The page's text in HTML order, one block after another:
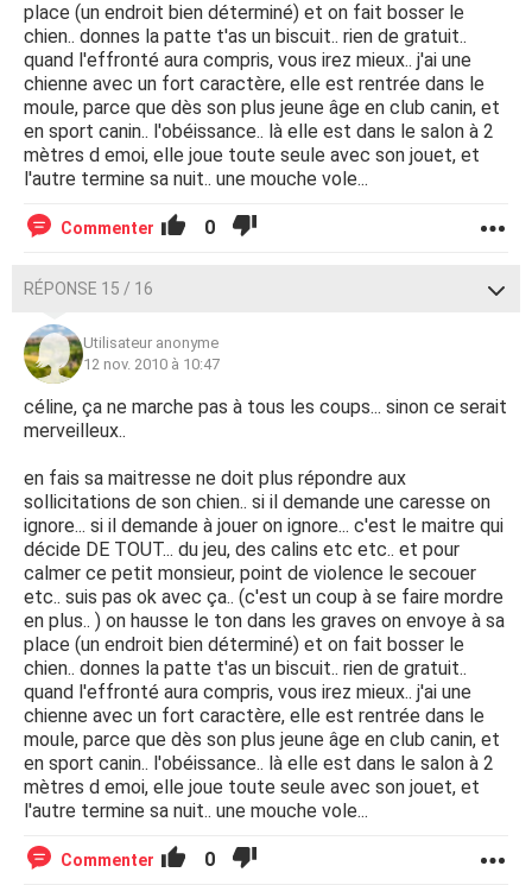
place (un endroit bien déterminé) et on fait bosser le
chien.. donnes la patte t'as un biscuit.. rien de gratuit..
quand l'effronté aura compris, vous irez mieux.. j'ai une
chienne avec un fort caractère, elle est rentrée dans le
moule, parce que dès son plus jeune âge en club canin, et
en sport canin.. l'obéissance.. là elle est dans le salon à 2
mètres d emoi, elle joue toute seule avec son jouet, et
l'autre termine sa nuit.. une mouche vole...
Commenter 0
RÉPONSE 15 / 16
Utilisateur anonyme
12 nov. 2010 à 10:47
céline, ça ne marche pas à tous les coups... sinon ce serait
merveilleux..
en fais sa maitresse ne doit plus répondre aux
sollicitations de son chien.. si il demande une caresse on
ignore... si il demande à jouer on ignore... c'est le maitre qui
décide DE TOUT... du jeu, des calins etc etc.. et pour
calmer ce petit monsieur, point de violence le secouer
etc.. suis pas ok avec ça.. (c'est un coup à se faire mordre
en plus.. ) on hausse le ton dans les graves on envoye à sa
place (un endroit bien déterminé) et on fait bosser le
chien.. donnes la patte t'as un biscuit.. rien de gratuit..
quand l'effronté aura compris, vous irez mieux.. j'ai une
chienne avec un fort caractère, elle est rentrée dans le
moule, parce que dès son plus jeune âge en club canin, et
en sport canin.. l'obéissance.. là elle est dans le salon à 2
mètres d emoi, elle joue toute seule avec son jouet, et
l'autre termine sa nuit.. une mouche vole...
Commenter 0